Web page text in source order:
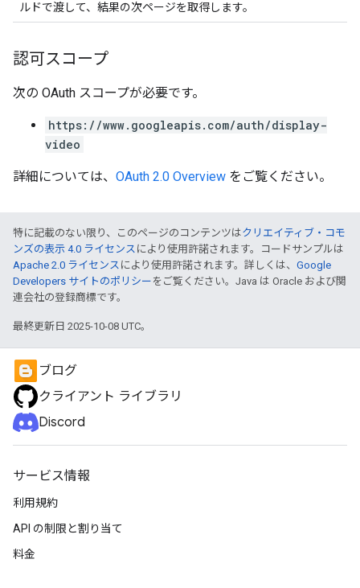
ルドで渡して、結果の次ページを取得します。
認可スコープ
次の OAuth スコープが必要です。
https://www.googleapis.com/auth/display-
video
詳細については、 OAuth 2.0 Overview をご覧ください。
特に記載のない限り、このページのコンテンツはクリエイティブ・コモ
ンズの表示 4.0 ライセンス により使用許諾されます。コードサンプルは
Apache 2.0 ライセンス により使用許諾されます。詳しくは、 Google
Developers サイトのポリシー をご覧ください。Java は Oracle および関
連会社の登録商標です。
最終更新日 2025-10-08 UTC。
ブログ
クライアント ライブラリ
Discord
サービス情報
利用規約
API の制限と割り当て
料金